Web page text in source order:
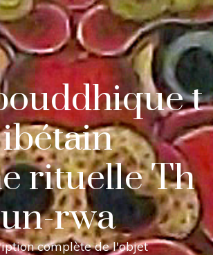
t
ibétain
rituelle Th
un-rwa
complète de l'objet